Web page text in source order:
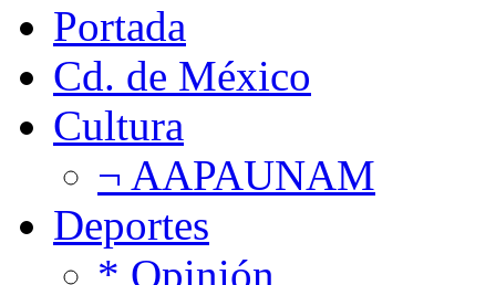
Portada
Cd. de México
Cultura
¬ AAPAUNAM
Deportes
* Opinión